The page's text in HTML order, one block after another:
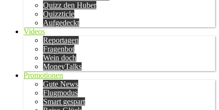
Quizz den Huber
Quizzticle
Aufgedeckt
Videos
Reportagen
Fragenbot
Wein doch
MoneyTalks
Promotionen
Gute News
Flugmodus
Smart gespart